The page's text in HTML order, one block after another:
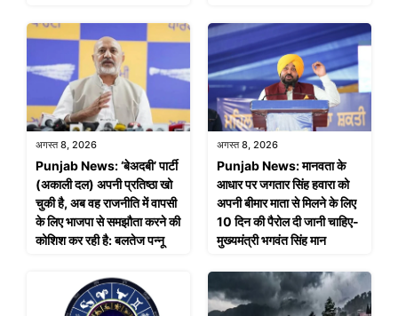
अगस्त 8, 2026
Punjab News: ‘बेअदबी’ पार्टी
(अकाली दल) अपनी प्रतिष्ठा खो
चुकी है, अब वह राजनीति में वापसी
के लिए भाजपा से समझौता करने की
कोशिश कर रही है: बलतेज पन्नू
अगस्त 8, 2026
Punjab News: मानवता के
आधार पर जगतार सिंह हवारा को
अपनी बीमार माता से मिलने के लिए
10 दिन की पैरोल दी जानी चाहिए-
मुख्यमंत्री भगवंत सिंह मान